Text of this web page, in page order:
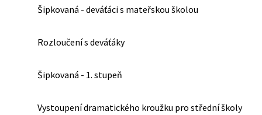
Šipkovaná - deváťáci s mateřskou školou
Rozloučení s deváťáky
Šipkovaná - 1. stupeň
Vystoupení dramatického kroužku pro střední školy